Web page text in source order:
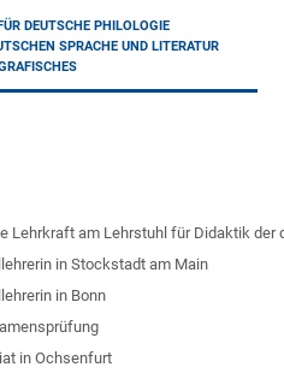
DEUTSCHE PHILOLOGIE
SPRACHE UND LITERATUR
Lehrkraft am Lehrstuhl für Didaktik
in Stockstadt am Main
in Bonn
in Ochsenfurt